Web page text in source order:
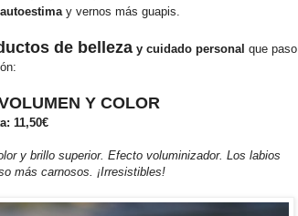
y vernos más guapis.
de belleza y cuidado personal que paso
Y COLOR
11,50€
y brillo superior. Efecto voluminizador. Los labios
más carnosos. ¡Irresistibles!